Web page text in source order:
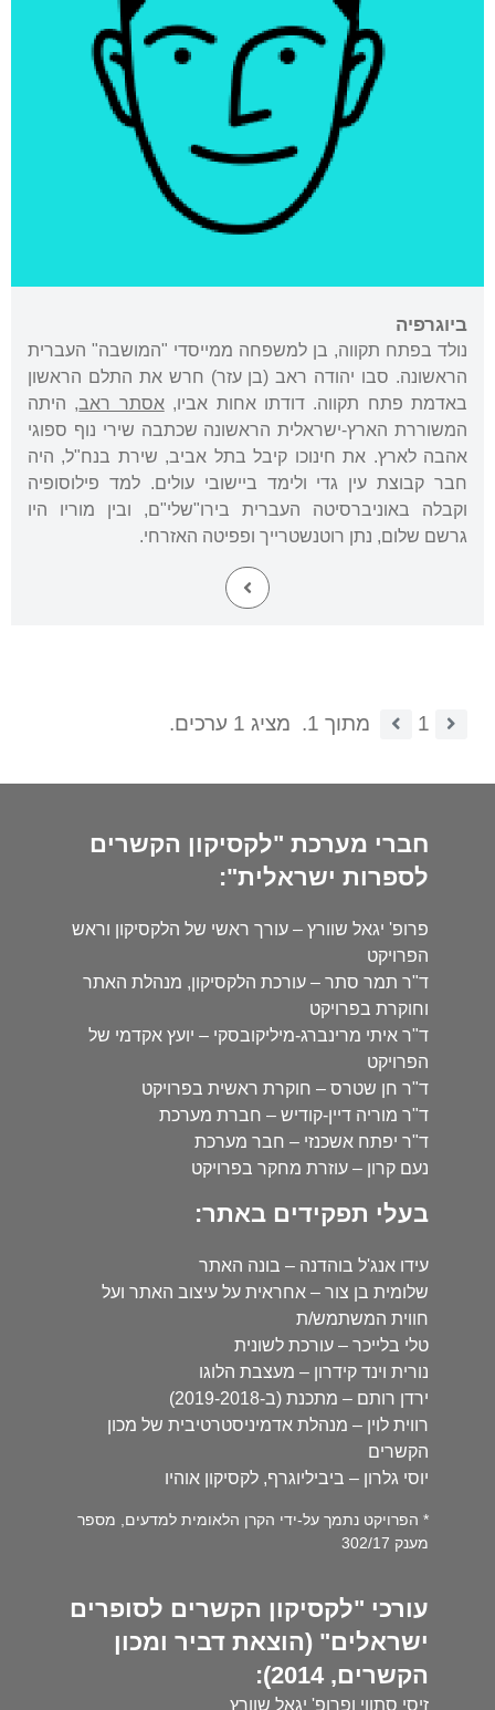
ביוגרפיה
נולד בפתח תקווה, בן למשפחה ממייסדי "המושבה" העברית
הראשונה. סבו יהודה ראב (בן עזר) חרש את התלם הראשון
באדמת פתח תקווה. דודתו אחות אביו,אסתר ראב, היתה
המשוררת הארץ-ישראלית הראשונה שכתבה שירי נוף ספוגי
אהבה לארץ. את חינוכו קיבל בתל אביב, שירת בנח"ל, היה
חבר קבוצת עין גדי ולימד ביישובי עולים. למד פילוסופיה
וקבלה באוניברסיטה העברית בירו"שלי"ם, ובין מוריו היו
גרשם שלום, נתן רוטנשטרייך ופפיטה האזרחי.
1 מתוך 1. מציג 1 ערכים.
חברי מערכת "לקסיקון הקשרים
לספרות ישראלית":
פרופ' יגאל שוורץ – עורך ראשי של הלקסיקון וראש
הפרויקט
ד"ר תמר סתר – עורכת הלקסיקון, מנהלת האתר
וחוקרת בפרויקט
ד"ר איתי מרינברג-מיליקובסקי – יועץ אקדמי של
הפרויקט
ד"ר חן שטרס – חוקרת ראשית בפרויקט
ד"ר מוריה דיין-קודיש – חברת מערכת
ד"ר יפתח אשכנזי – חבר מערכת
נעם קרון – עוזרת מחקר בפרויקט
בעלי תפקידים באתר:
עידו אנג'ל בוהדנה – בונה האתר
שלומית בן צור – אחראית על עיצוב האתר ועל
חווית המשתמש/ת
טלי בלייכר – עורכת לשונית
נורית וינד קידרון – מעצבת הלוגו
ירדן רותם – מתכנת (ב-2019-2018)
רווית לוין – מנהלת אדמיניסטרטיבית של מכון
הקשרים
יוסי גלרון – ביביליוגרף, לקסיקון אוהיו
* הפרויקט נתמך על-ידי הקרן הלאומית למדעים, מספר
מענק 302/17
עורכי "לקסיקון הקשרים לסופרים
ישראלים" (הוצאת דביר ומכון
הקשרים, 2014):
זיסי סתווי ופרופ' יגאל שוורץ